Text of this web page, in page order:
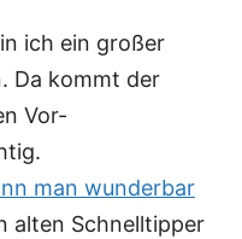
ich ein großer
Da kommt der
Vor-
man wunderbar
alten Schnelltipper